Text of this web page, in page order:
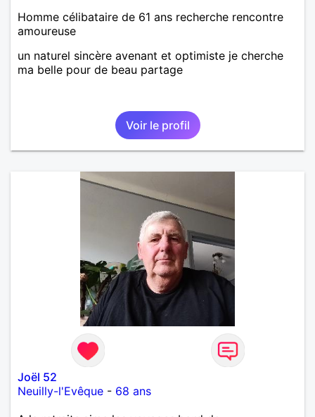
Homme célibataire de 61 ans recherche rencontre
amoureuse
un naturel sincère avenant et optimiste je cherche
ma belle pour de beau partage
Voir le profil
Joël 52
Neuilly-l'Evêque - 68 ans